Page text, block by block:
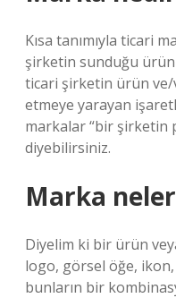
Kısa tanımıyla ticari
şirketin sunduğu
ticari şirketin ürün ve/
etmeye yarayan
markalar “bir şirketin
diyebilirsiniz.
Marka
Diyelim ki bir ürün
logo, görsel öğe,
bunların bir